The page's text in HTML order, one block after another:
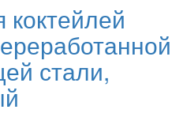
стали,